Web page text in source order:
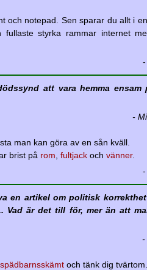
och notepad. Sen sparar du allt i
styrka rammar internet
att vara hemma ensam
-
man kan göra av en sån kväll.
brist på rom fultjack och vänner.
en artikel om politisk
Vad är det till för, mer än att
-
spädbarnsskämt och tänk dig tvärtom.